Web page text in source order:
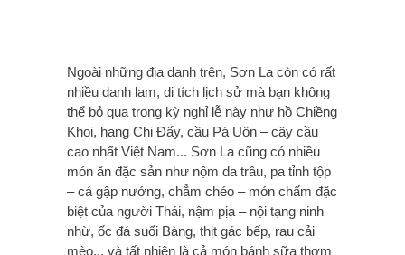
Ngoài những địa danh trên, Sơn La còn có rất
nhiều danh lam, di tích lịch sử mà bạn không
thể bỏ qua trong kỳ nghỉ lễ này như hồ Chiềng
Khoi, hang Chi Đẩy, cầu Pá Uôn – cây cầu
cao nhất Việt Nam... Sơn La cũng có nhiều
món ăn đặc sản như nộm da trâu, pa tỉnh tộp
– cá gập nướng, chẳm chéo – món chấm đặc
biệt của người Thái, nậm pịa – nội tạng ninh
nhừ, ốc đá suối Bàng, thịt gác bếp, rau cải
mèo... và tất nhiên là cả món bánh sữa thơm